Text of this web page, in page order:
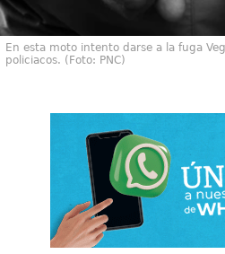
En esta moto intento darse a la fuga
policiacos. (Foto: PNC)